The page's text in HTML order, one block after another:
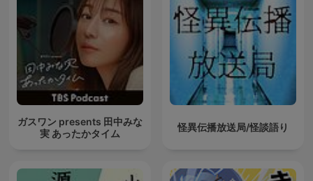
ガスワン presents 田中みな
実 あったかタイム
怪異伝播放送局/怪談語り